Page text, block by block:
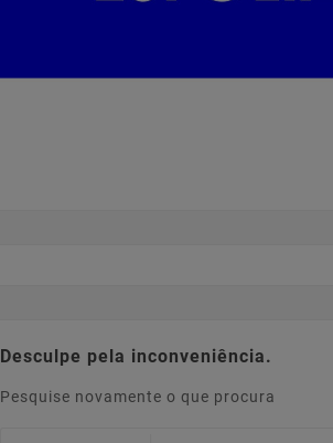
Desculpe pela inconveniência.
Pesquise novamente o que procura